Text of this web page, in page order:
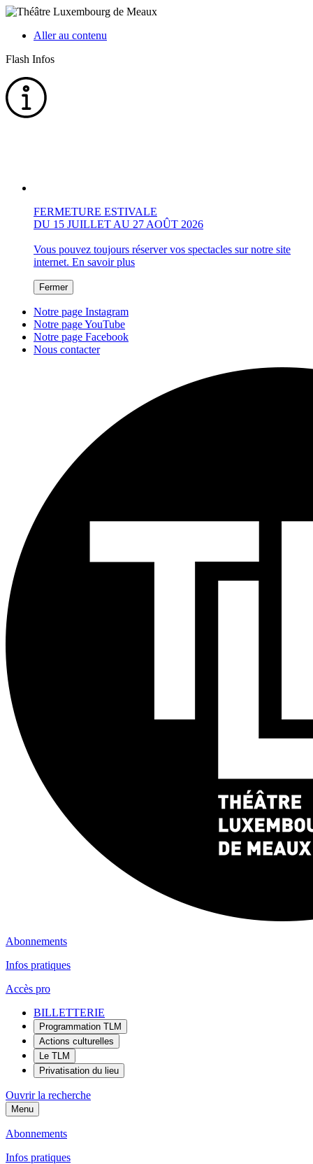
Aller au contenu
Flash Infos
FERMETURE ESTIVALE
DU 15 JUILLET AU 27 AOÛT 2026
Vous pouvez toujours réserver vos spectacles sur notre site
internet. En savoir plus
Fermer
Notre page Instagram
Notre page YouTube
Notre page Facebook
Nous contacter
Abonnements
Infos pratiques
Accès pro
BILLETTERIE
Programmation TLM
Actions culturelles
Le TLM
Privatisation du lieu
Ouvrir la recherche
Menu
Abonnements
Infos pratiques